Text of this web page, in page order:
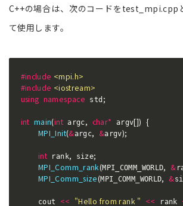
C++の場合は、次のコードをtest_mpi.cpp
て使用します。
#include <mpi.h>
#include <iostream>
using namespace std ;
int main(int argc, char* argv[]) {
MPI_Init(&argc, &argv);
int rank, size;
MPI_Comm_rank(MPI_COMM_WORLD, &
MPI_Comm_size(MPI_COMM_WORLD, &
    cout
<< "Hello from rank " << rank